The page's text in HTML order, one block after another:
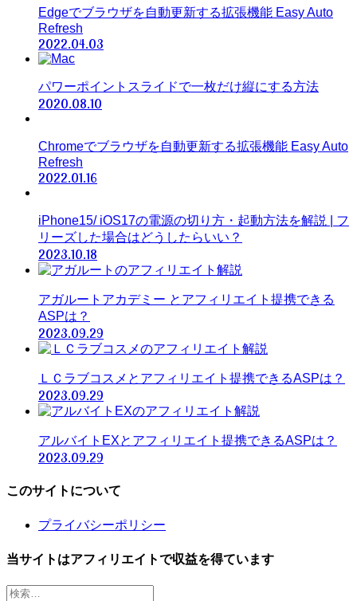
Edgeでブラウザを自動更新する拡張機能 Easy Auto
Refresh
2022.04.03
パワーポイントスライドで一枚だけ縦にする方法
2020.08.10
Chromeでブラウザを自動更新する拡張機能 Easy Auto
Refresh
2022.01.16
iPhone15/ iOS17の電源の切り方・起動方法を解説 | フ
リーズした場合はどうしたらいい？
2023.10.18
アガルートアカデミー とアフィリエイト提携できる
ASPは？
2023.09.29
ＬＣラブコスメとアフィリエイト提携できるASPは？
2023.09.29
アルバイトEXとアフィリエイト提携できるASPは？
2023.09.29
このサイトについて
プライバシーポリシー
当サイトはアフィリエイトで収益を得ています
検